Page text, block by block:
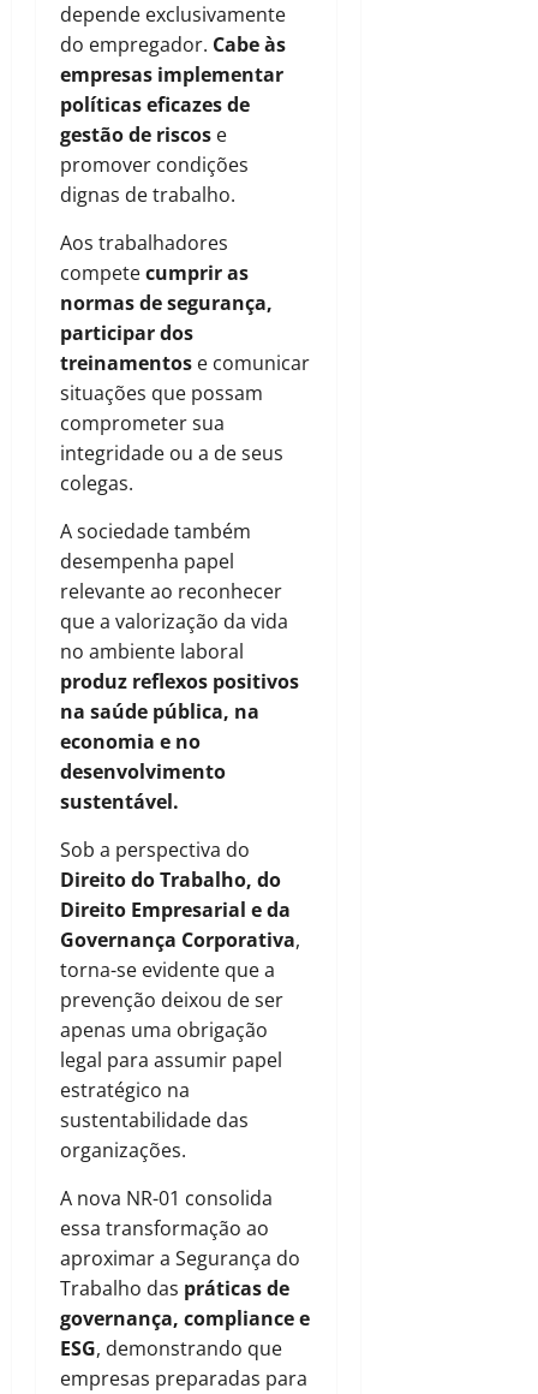
depende exclusivamente
do empregador. Cabe às
empresas implementar
políticas eficazes de
gestão de riscos e
promover condições
dignas de trabalho.
Aos trabalhadores
competecumprir as
normas de segurança,
participar dos
treinamentos e comunicar
situações que possam
comprometer sua
integridade ou a de seus
colegas.
A sociedade também
desempenha papel
relevante ao reconhecer
que a valorização da vida
no ambiente laboral
produz reflexos positivos
na saúde pública, na
economia e no
desenvolvimento
sustentável.
Sob a perspectiva do
Direito do Trabalho, do
Direito Empresarial e da
Governança Corporativa,
torna-se evidente que a
prevenção deixou de ser
apenas uma obrigação
legal para assumir papel
estratégico na
sustentabilidade das
organizações.
A nova NR-01 consolida
essa transformação ao
aproximar a Segurança do
Trabalho das práticas de
governança, compliance e
ESG, demonstrando que
empresas preparadas para